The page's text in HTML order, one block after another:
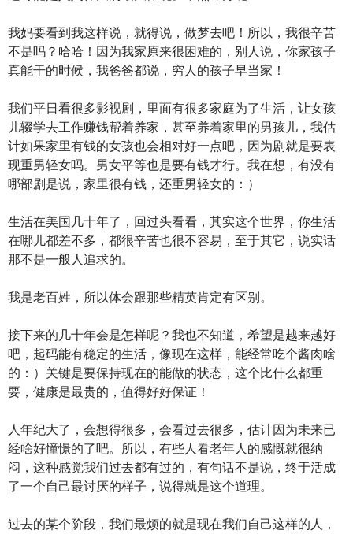
我妈要看到我这样说，就得说，做梦去吧！所以，我很辛苦
不是吗？哈哈！因为我家原来很困难的，别人说，你家孩子
真能干的时候，我爸爸都说，穷人的孩子早当家！
我们平日看很多影视剧，里面有很多家庭为了生活，让女孩
儿辍学去工作赚钱帮着养家，甚至养着家里的男孩儿，我估
计如果家里有钱的女孩也会相对好一点吧，因为剧就是要表
现重男轻女吗。男女平等也是要有钱才行。我在想，有没有
哪部剧是说，家里很有钱，还重男轻女的：）
生活在美国几十年了，回过头看看，其实这个世界，你生活
在哪儿都差不多，都很辛苦也很不容易，至于其它，说实话
那不是一般人追求的。
我是老百姓，所以体会跟那些精英肯定有区别。
接下来的几十年会是怎样呢？我也不知道，希望是越来越好
吧，起码能有稳定的生活，像现在这样，能经常吃个酱肉啥
的：）关键是要保持现在的能做的状态，这个比什么都重
要，健康是最贵的，值得好好保证！
人年纪大了，会想得很多，会看过去很多，估计因为未来已
经啥好憧憬的了吧。所以，有些人看老年人的感慨就很纳
闷，这种感觉我们过去都有过的，有句话不是说，终于活成
了一个自己最讨厌的样子，说得就是这个道理。
过去的某个阶段，我们最烦的就是现在我们自己这样的人，